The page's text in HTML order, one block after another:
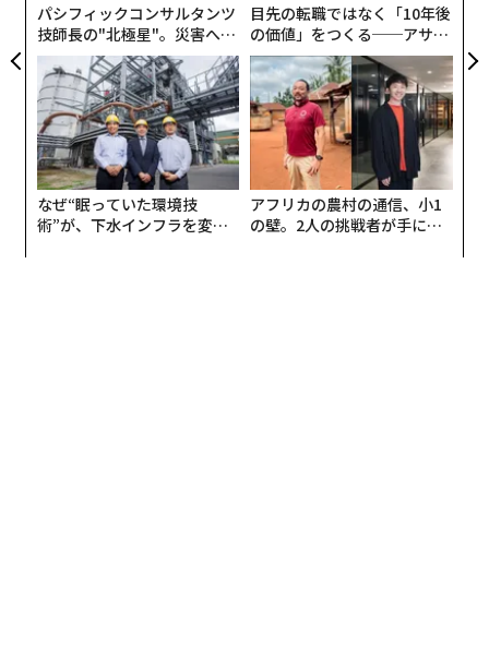
事業を立ち上げるにあたりキンセルは、オンラインで行
う公証が対面で行うのと同様に安全であることを、規制
当局に理解させる必要があった。そこで力を発揮したの
が、共同創業者のAdam Paseだ。彼は、かつて民主党の
デニス・ムーア下院議員の政策顧問を務め、その後の7
年間、起業家のためにロビー活動を行っていた。2人の
働きかけによって、最終的に38の州でオンライン公証を
認める法案が成立した。
パシフィックコンサルタンツ
技師長の"北極星"。災害への
無力感を乗り越え見つけた、
防災一筋20年の答え
目先の転職ではなく「10年後
の価値」をつくる──アサイ
ンの長期伴走型支援とは
なぜ“眠っていた環境技
術”が、下水インフラを変え
アフリカの農村の通信、小1
の壁。2人の挑戦者が手にし